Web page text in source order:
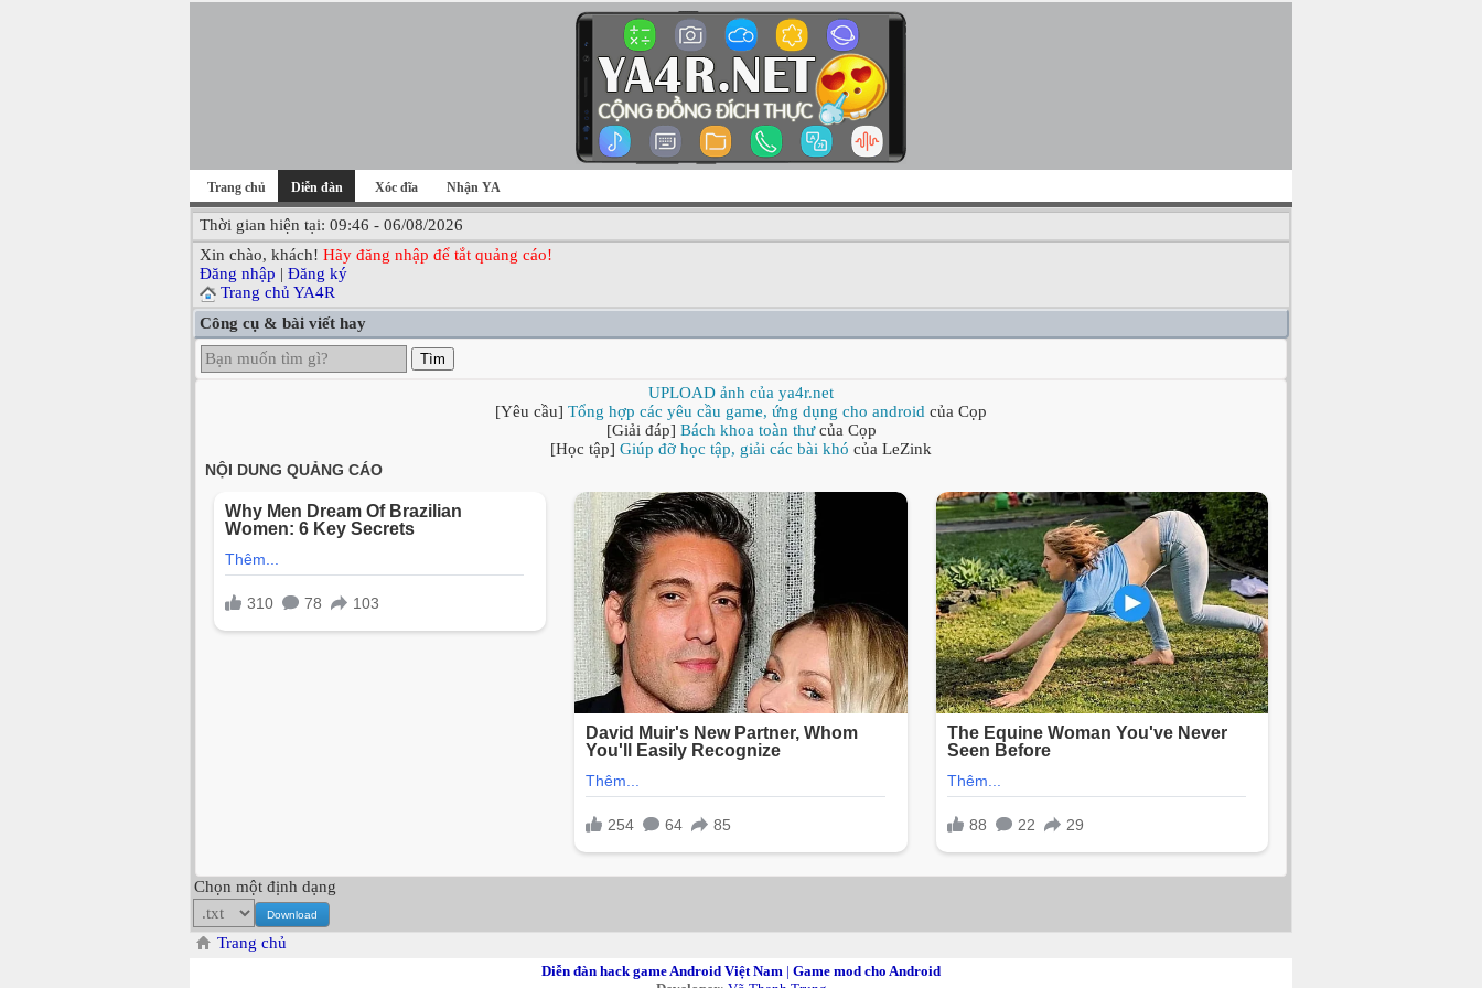
Trang chủ Diễn đàn Xóc đĩa Nhận YA
Thời gian hiện tại: 09:46 - 06/08/2026
Xin chào, khách! Hãy đăng nhập để tắt quảng cáo!
Đăng nhập | Đăng ký
Trang chủ YA4R
Công cụ & bài viết hay
Tìm
UPLOAD ảnh của ya4r.net
[Yêu cầu] Tổng hợp các yêu cầu game, ứng dụng cho android của Cọp
[Giải đáp] Bách khoa toàn thưcủa Cọp
[Học tập] Giúp đỡ học tập, giải các bài khó của LeZink
Chọn một định dạng
Trang chủ
Diễn đàn hack game Android Việt Nam | Game mod cho Android